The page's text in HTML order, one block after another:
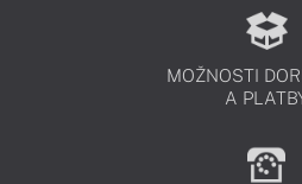
MOŽNOSTI
A